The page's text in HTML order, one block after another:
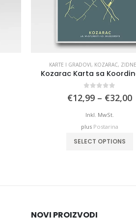
KARTE I GRADOVI, KOZARAC,
Kozarac Karta sa
€12,99 – €32,00
Inkl. MwSt.
plus Postarina
SELECT OPTIONS
NOVI PROIZVODI